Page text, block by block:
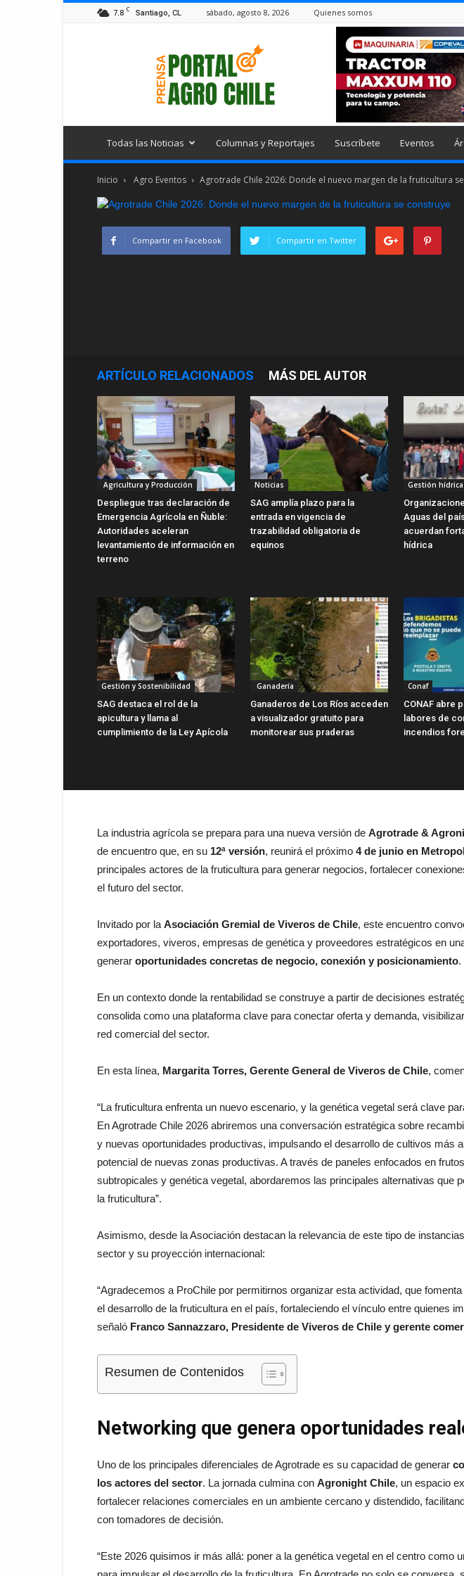
7.8 C Santiago, CL sábado, agosto 8, 2026 Quienes somos
Todas las Noticias Columnas y Reportajes Suscríbete Eventos
Inicio Agro Eventos Agrotrade Chile 2026: Donde el nuevo margen de la fruticultura
Compartir en Facebook Compartir en Twitter
ARTÍCULO RELACIONADOS MÁS DEL AUTOR
Agricultura y Producción
Despliegue tras declaración de
Emergencia Agrícola en Ñuble:
Autoridades aceleran
levantamiento de información en
terreno
Noticias
SAG amplía plazo para la
entrada en vigencia de
trazabilidad obligatoria de
equinos
Gestión hídrica
Aguas del
acuerdan
hídrica
Gestión y Sostenibilidad
SAG destaca el rol de la
apicultura y llama al
cumplimiento de la Ley Apícola
Ganadería
Ganaderos de Los Ríos acceden
a visualizador gratuito para
monitorear sus praderas
Conaf
CONAF abre
labores de
incendios
La industria agrícola se prepara para una nueva versión de Agrotrade &
de encuentro que, en su 12ª versión, reunirá el próximo 4 de junio en
principales actores de la fruticultura para generar negocios, fortalecer
el futuro del sector.
Invitado por la Asociación Gremial de Viveros de Chile, este encuentro
exportadores, viveros, empresas de genética y proveedores estratégicos en
generar oportunidades concretas de negocio, conexión y posicionamiento.
En un contexto donde la rentabilidad se construye a partir de decisiones
consolida como una plataforma clave para conectar oferta y demanda,
red comercial del sector.
En esta línea, Margarita Torres, Gerente General de Viveros de Chile,
“La fruticultura enfrenta un nuevo escenario, y la genética vegetal será clave
En Agrotrade Chile 2026 abriremos una conversación estratégica sobre
y nuevas oportunidades productivas, impulsando el desarrollo de cultivos más
potencial de nuevas zonas productivas. A través de paneles enfocados en
subtropicales y genética vegetal, abordaremos las principales alternativas que
la fruticultura”.
Asimismo, desde la Asociación destacan la relevancia de este tipo de
sector y su proyección internacional:
“Agradecemos a ProChile por permitirnos organizar esta actividad, que
el desarrollo de la fruticultura en el país, fortaleciendo el vínculo entre quienes
señaló Franco Sannazzaro, Presidente de Viveros de Chile y gerente
Resumen de Contenidos
Networking que genera oportunidades
Uno de los principales diferenciales de Agrotrade es su capacidad de generar
los actores del sector. La jornada culmina con Agronight Chile, un espacio
fortalecer relaciones comerciales en un ambiente cercano y distendido,
con tomadores de decisión.
“Este 2026 quisimos ir más allá: poner a la genética vegetal en el centro como